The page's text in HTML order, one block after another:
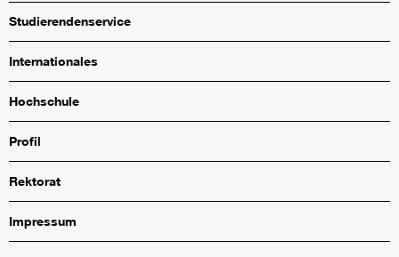
Studierendenservice
Internationales
Hochschule
Profil
Rektorat
Impressum